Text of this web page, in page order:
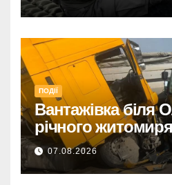
ПОДІЇ
Вантажівка біля
річного
травмовано
07.08.2026